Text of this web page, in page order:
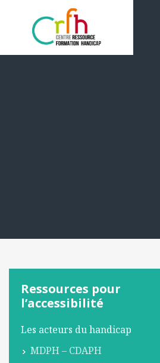
Ressources pour
l’accessibilité
Les acteurs du handicap
MDPH – CDAPH